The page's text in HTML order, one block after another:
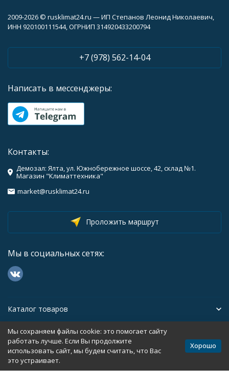
2009-2026 © rusklimat24.ru — ИП Степанов Леонид Николаевич,
ИНН 920100111544, ОГРНИП 314920433200794
+7 (978) 562-14-04
Написать в мессенджеры:
Контакты:
Демозал: Ялта, ул. Южнобережное шоссе, 42, склад №1.
Магазин "Климаттехника"
market@rusklimat24.ru
Проложить маршрут
Мы в социальных сетях:
Каталог товаров
Помощь
Политика персональных данных
Мы сохраняем файлы cookie: это помогает сайту
работать лучше. Если Вы продолжите
использовать сайт, мы будем считать, что Вас
это устраивает.
Хорошо